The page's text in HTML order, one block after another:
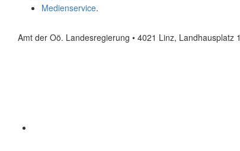
Medienservice.
Amt der Oö. Landesregierung • 4021 Linz, Landhausplatz 1